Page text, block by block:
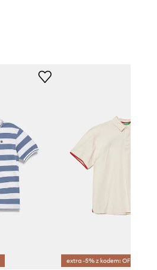
extra -5% z kodem: OFF*